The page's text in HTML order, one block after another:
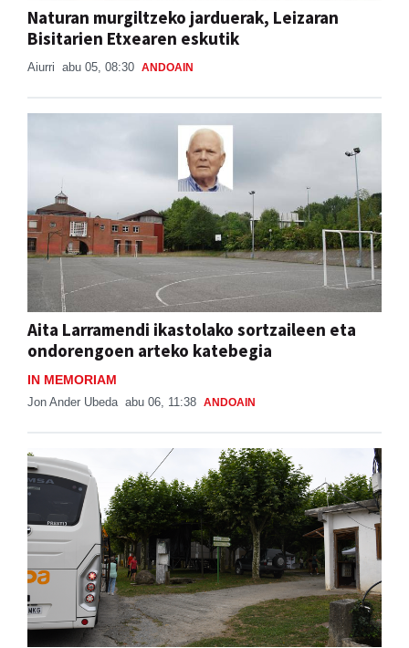
Naturan murgiltzeko jarduerak, Leizaran
Bisitarien Etxearen eskutik
Aiurri abu 05, 08:30 ANDOAIN
Aita Larramendi ikastolako sortzaileen eta
ondorengoen arteko katebegia
IN MEMORIAM
Jon Ander Ubeda abu 06, 11:38 ANDOAIN